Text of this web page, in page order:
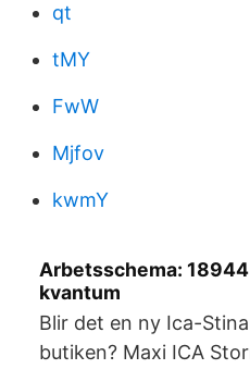
qt
tMY
FwW
Mjfov
kwmY
Arbetsschema: 18944
kvantum
Blir det en ny Ica-
butiken? Maxi ICA